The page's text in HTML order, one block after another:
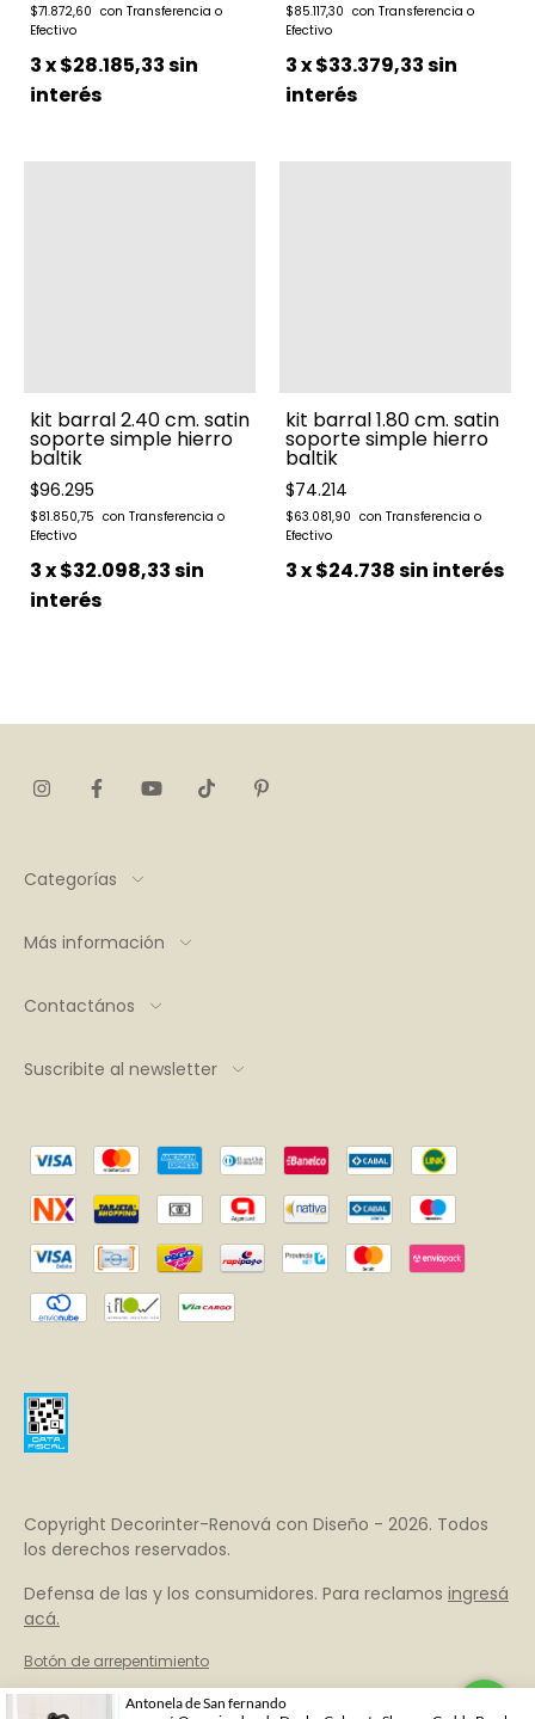
$71.872,60
3x$28.185,33sin
interés
$85.117,30
3x$33.379,33sin
interés
kit barral 2.40 cm. satin
soporte simple hierro
baltik
$96.295
$81.850,75
3x$32.098,33sin
interés
kit barral 1.80 cm. satin
soporte simple hierro
baltik
$74.214
$63.081,90
3x$24.738sin interés
Categorías
Más información
Contactános
Suscribite al newsletter
Copyright Decorinter-Renová con Diseño - 2026. Todos
los derechos reservados.
Defensa de las y los consumidores. Para reclamos ingresá
acá.
Botón de arrepentimiento